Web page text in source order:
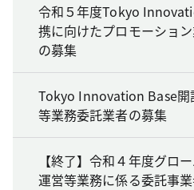
令和５年度Tokyo
携に向けたプロモーショ
の募集
Tokyo Innovation Base開
等業務委託業者の募集
【終了】令和４年度グロ
運営等業務に係る委託事